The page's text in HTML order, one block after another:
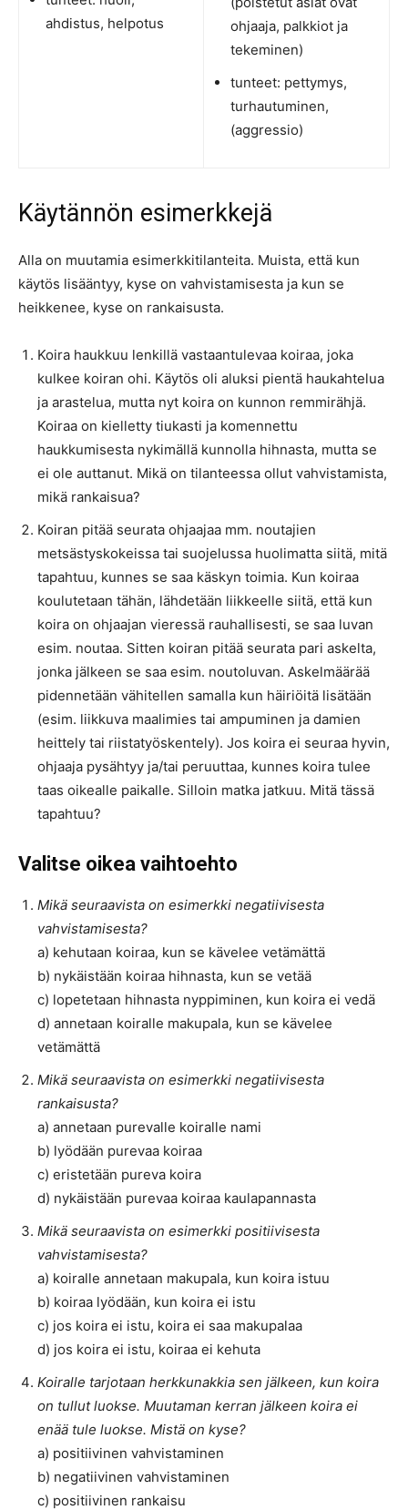
ahdistus, helpotus
ohjaaja, palkkiot ja
tekeminen)
tunteet: pettymys,
turhautuminen,
(aggressio)
Käytännön esimerkkejä
Alla on muutamia esimerkkitilanteita. Muista, että kun
käytös lisääntyy, kyse on vahvistamisesta ja kun se
heikkenee, kyse on rankaisusta.
Koira haukkuu lenkillä vastaantulevaa koiraa, joka
kulkee koiran ohi. Käytös oli aluksi pientä haukahtelua
ja arastelua, mutta nyt koira on kunnon remmirähjä.
Koiraa on kielletty tiukasti ja komennettu
haukkumisesta nykimällä kunnolla hihnasta, mutta se
ei ole auttanut. Mikä on tilanteessa ollut vahvistamista,
mikä rankaisua?
Koiran pitää seurata ohjaajaa mm. noutajien
metsästyskokeissa tai suojelussa huolimatta siitä, mitä
tapahtuu, kunnes se saa käskyn toimia. Kun koiraa
koulutetaan tähän, lähdetään liikkeelle siitä, että kun
koira on ohjaajan vieressä rauhallisesti, se saa luvan
esim. noutaa. Sitten koiran pitää seurata pari askelta,
jonka jälkeen se saa esim. noutoluvan. Askelmäärää
pidennetään vähitellen samalla kun häiriöitä lisätään
(esim. liikkuva maalimies tai ampuminen ja damien
heittely tai riistatyöskentely). Jos koira ei seuraa hyvin,
ohjaaja pysähtyy ja/tai peruuttaa, kunnes koira tulee
taas oikealle paikalle. Silloin matka jatkuu. Mitä tässä
tapahtuu?
Valitse oikea vaihtoehto
Mikä seuraavista on esimerkki negatiivisesta
vahvistamisesta?
a) kehutaan koiraa, kun se kävelee vetämättä
b) nykäistään koiraa hihnasta, kun se vetää
c) lopetetaan hihnasta nyppiminen, kun koira ei vedä
d) annetaan koiralle makupala, kun se kävelee
vetämättä
Mikä seuraavista on esimerkki negatiivisesta
rankaisusta?
a) annetaan purevalle koiralle nami
b) lyödään purevaa koiraa
c) eristetään pureva koira
d) nykäistään purevaa koiraa kaulapannasta
Mikä seuraavista on esimerkki positiivisesta
vahvistamisesta?
a) koiralle annetaan makupala, kun koira istuu
b) koiraa lyödään, kun koira ei istu
c) jos koira ei istu, koira ei saa makupalaa
d) jos koira ei istu, koiraa ei kehuta
Koiralle tarjotaan herkkunakkia sen jälkeen, kun koira
on tullut luokse. Muutaman kerran jälkeen koira ei
enää tule luokse. Mistä on kyse?
a) positiivinen vahvistaminen
b) negatiivinen vahvistaminen
c) positiivinen rankaisu